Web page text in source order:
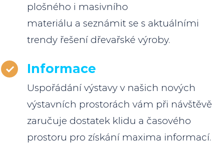
plošného i masivního
materiálu a seznámit se s aktuálními
trendy řešení dřevařské výroby.
Informace
Uspořádání výstavy v našich nových
výstavních prostorách vám při návštěvě
zaručuje dostatek klidu a časového
prostoru pro získání maxima informací.